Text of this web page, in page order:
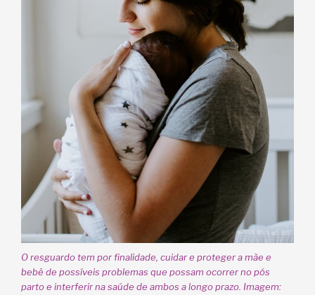
O resguardo tem por finalidade, cuidar e proteger a mãe e
bebê de possíveis problemas que possam ocorrer no pós
parto e interferir na saúde de ambos a longo prazo. Imagem: